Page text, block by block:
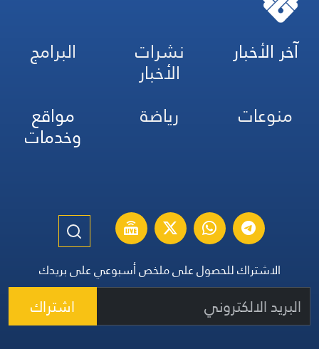
آخر الأخبار نشرات
الأخبار
البرامج
منوعات
رياضة مواقع
وخدمات
الاشتراك للحصول على ملخص أسبوعي على بريدك
اشتراك